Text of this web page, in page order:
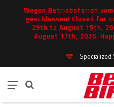
Wegen Betriebsferien
geschlossen! Closed for
29th to August 15th,
August 17th, 2026.
Specialized